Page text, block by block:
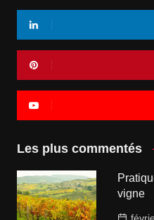
Les plus commentés
vigne